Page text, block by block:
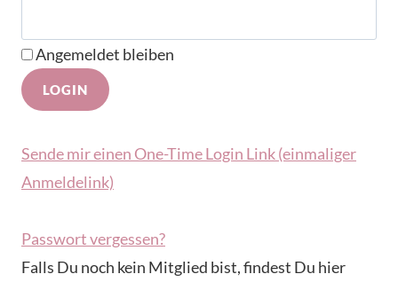
Angemeldet bleiben
Sende mir einen One-Time Login Link (einmaliger
Anmeldelink)
Passwort vergessen?
Falls Du noch kein Mitglied bist, findest Du hier